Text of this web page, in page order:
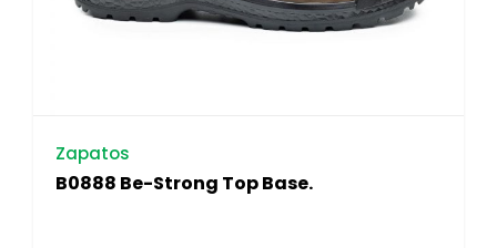
Zapatos
B0888 Be-Strong Top Base.